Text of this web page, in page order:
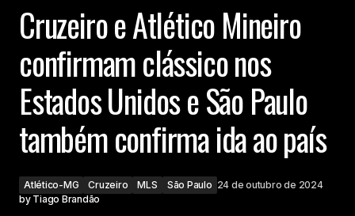
Cruzeiro e Atlético Mineiro
confirmam clássico nos
Estados Unidos e São Paulo
também confirma ida ao país
Atlético-MG Cruzeiro MLS São Paulo 24 de outubro de 2024
by Tiago Brandão